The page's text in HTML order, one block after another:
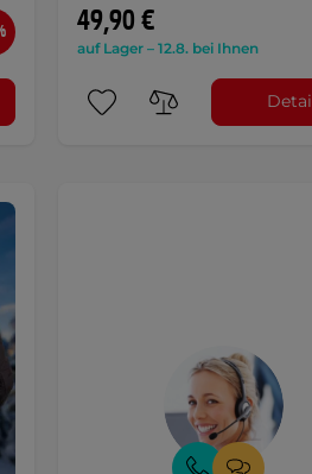
49,90 €
auf Lager – 12.8. bei Ihnen